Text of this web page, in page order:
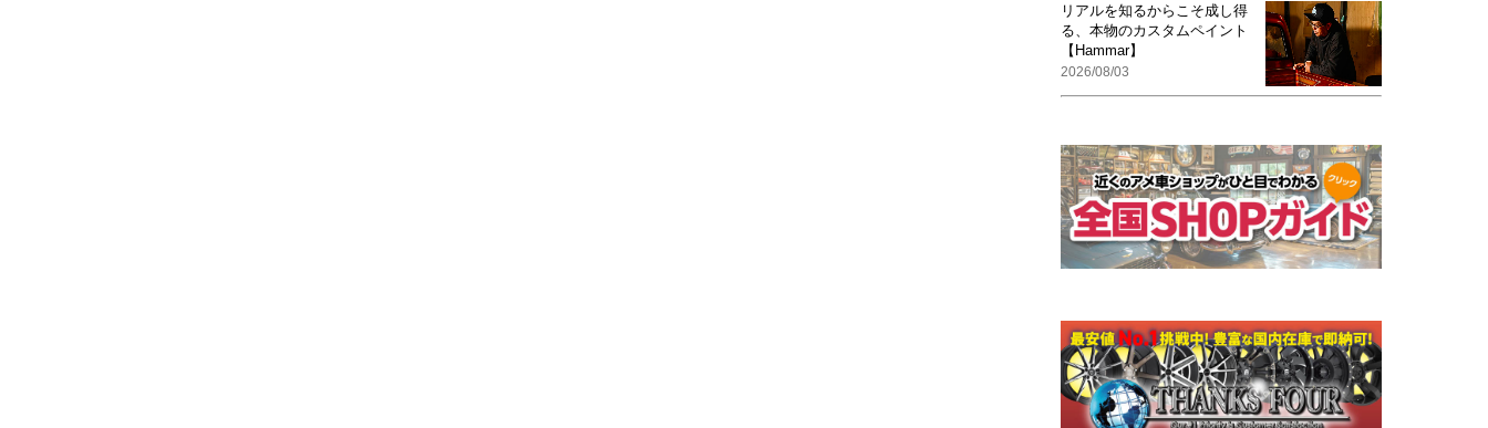
リアルを知るからこそ成し得
る、本物のカスタムペイント
【Hammar】
2026/08/03